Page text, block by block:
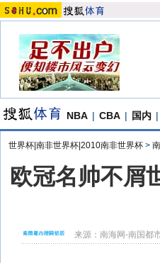
NBA | CBA | 国内 |
世界杯|南非世界杯|2010南非世界杯 >
欧冠名帅不屑
来源： 南海网-南国都